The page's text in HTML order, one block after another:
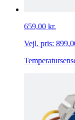
659,00 kr.
Vejl. pris: